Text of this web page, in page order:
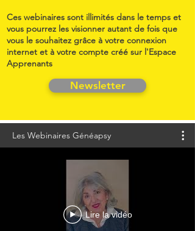
Ces webinaires sont illimités dans le temps et
vous pourrez les visionner autant de fois que
vous le souhaitez grâce à votre connexion
internet et à votre compte créé sur l'Espace
Apprenants
Newsletter
Les Webinaires Généapsy
Lire la vidéo